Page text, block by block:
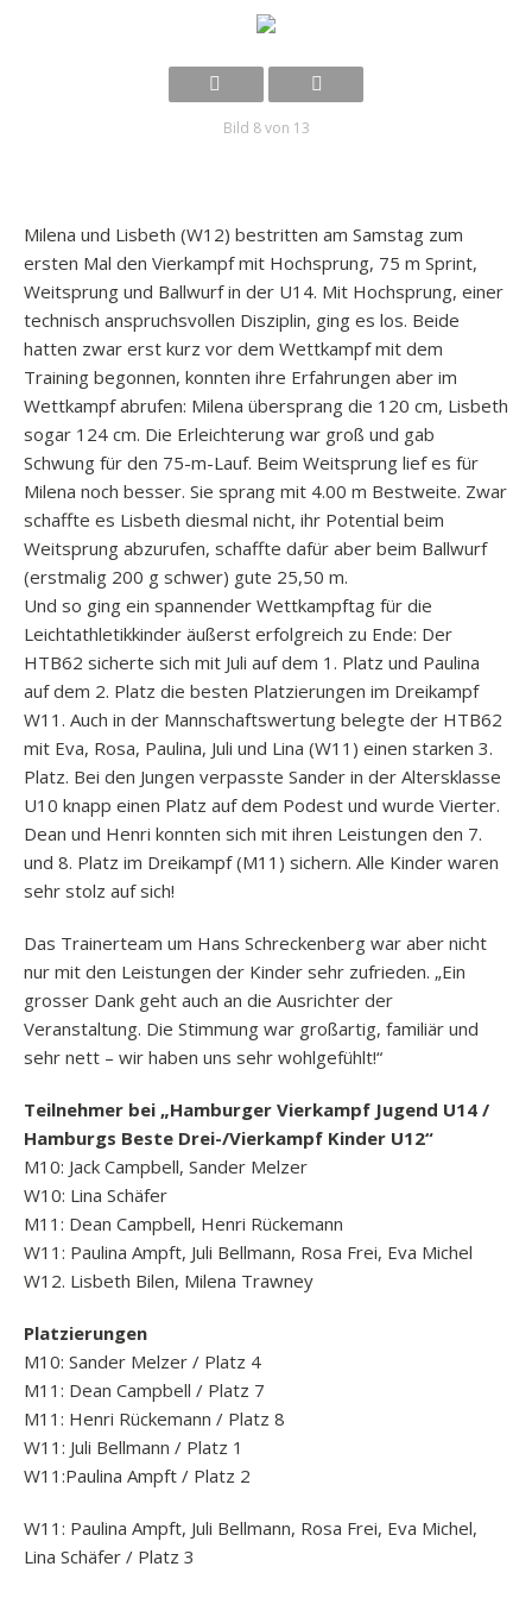
Bild 8 von 13
Milena und Lisbeth (W12) bestritten am Samstag zum
ersten Mal den Vierkampf mit Hochsprung, 75 m Sprint,
Weitsprung und Ballwurf in der U14. Mit Hochsprung, einer
technisch anspruchsvollen Disziplin, ging es los. Beide
hatten zwar erst kurz vor dem Wettkampf mit dem
Training begonnen, konnten ihre Erfahrungen aber im
Wettkampf abrufen: Milena übersprang die 120 cm, Lisbeth
sogar 124 cm. Die Erleichterung war groß und gab
Schwung für den 75-m-Lauf. Beim Weitsprung lief es für
Milena noch besser. Sie ​sprang mit 4.00 m Bestweite. Zwar
schaffte es Lisbeth diesmal nicht, ihr Potential beim
Weitsprung abzurufen, schaffte dafür aber beim Ballwurf
(erstmalig 200 g schwer) gute 25,50 m.
Und so ging ein spannender Wettkampftag für die
Leichtathletikkinder äußerst erfolgreich zu Ende: Der
HTB62 sicherte sich mit Juli auf dem 1. Platz und Paulina
auf dem 2. Platz die besten Platzierungen im Dreikampf
W11. Auch in der Mannschaftswertung belegte der HTB62
mit Eva, Rosa, Paulina, Juli und Lina (W11) einen starken 3.
Platz. Bei den Jungen verpasste Sander in der Altersklasse
U10 knapp einen Platz auf dem Podest und wurde Vierter.
Dean und Henri konnten sich mit ihren Leistungen den 7.
und 8. Platz im Dreikampf (M11) sichern. Alle Kinder waren
sehr stolz auf sich!
Das Trainerteam um Hans Schreckenberg war aber nicht
nur mit den Leistungen der Kinder sehr zufrieden. „Ein
grosser Dank geht auch an die Ausrichter der
Veranstaltung. Die Stimmung war großartig, familiär und
sehr nett – wir haben uns sehr wohlgefühlt!“
Teilnehmer bei „Hamburger Vierkampf Jugend U14 /
Hamburgs Beste Drei-/Vierkampf Kinder U12“
M10: Jack Campbell, Sander Melzer
W10: Lina Schäfer
M11: Dean Campbell, Henri Rückemann
W11: Paulina Ampft, Juli Bellmann, Rosa Frei, Eva Michel
W12. Lisbeth Bilen, Milena Trawney
Platzierungen
M10: Sander Melzer / Platz 4
M11: Dean Campbell / Platz 7
M11: Henri Rückemann / Platz 8
W11: Juli Bellmann / Platz 1
W11:Paulina Ampft / Platz 2
W11: Paulina Ampft, Juli Bellmann, Rosa Frei, Eva Michel,
Lina Schäfer / Platz 3